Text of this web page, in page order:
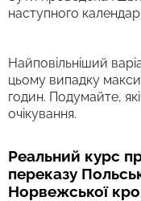
наступного
Найповільніший
цьому випадку
годин. Подумайте,
очікування.
Реальний курс
переказу
Норвежської